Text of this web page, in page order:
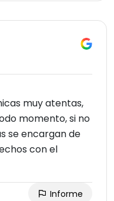
muy atentas,
momento, si no
se encargan de
con el
Informe